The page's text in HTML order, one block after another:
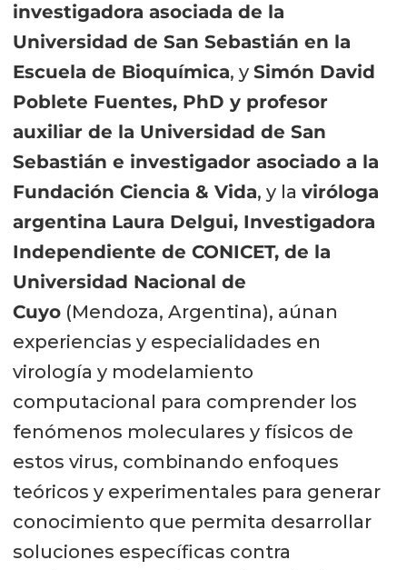
investigadora asociada de la
Universidad de San Sebastián en la
Escuela de Bioquímica, y Simón David
Poblete Fuentes, PhD y profesor
auxiliar de la Universidad de San
Sebastián e investigador asociado a la
Fundación Ciencia & Vida, y la viróloga
argentina Laura Delgui, Investigadora
Independiente de CONICET, de la
Universidad Nacional de
Cuyo(Mendoza, Argentina), aúnan
experiencias y especialidades en
virología y modelamiento
computacional para comprender los
fenómenos moleculares y físicos de
estos virus, combinando enfoques
teóricos y experimentales para generar
conocimiento que permita desarrollar
soluciones específicas contra